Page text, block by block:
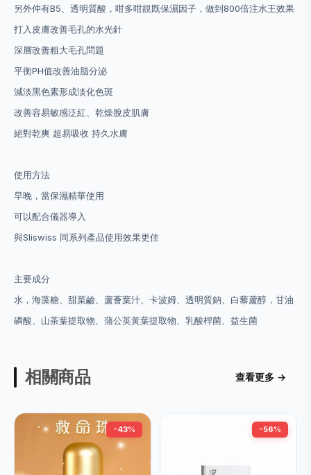
另外仲有B5、透明質酸，咁多咁靚既保濕因子，做到800倍注水王效果
打入皮膚改善毛孔的水光針
深層改善粗大毛孔問題
平衡PH值改善油脂分泌
減淡黑色素形成淡化色斑
改善容易敏感泛紅、乾燥脫皮肌膚
絕對乾爽 超易吸收 持久水膚
使用方法
早晚，當保濕精華使用
可以配合儀器導入
與Sliswiss 同系列產品使用效果更佳
主要成分
水，海藻糖、甜菜鹼、蘆薈葉汁、卡波姆、透明質鈉、白藜蘆醇，甘油
磷酸、山茶葉提取物、蒲公英黃葉提取物、乳酸桿菌、益生菌
相關商品 查看更多 →
-43% -56%